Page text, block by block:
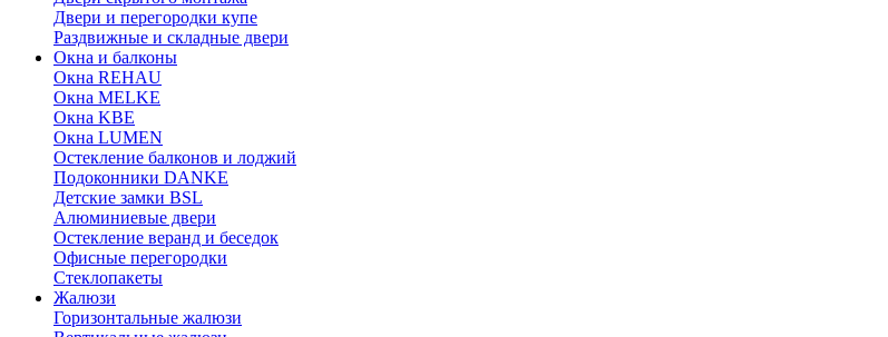
Двери и перегородки купе
Раздвижные и складные двери
Окна и балконы
Окна REHAU
Окна MELKE
Окна KBE
Окна LUMEN
Остекление балконов и лоджий
Подоконники DANKE
Детские замки BSL
Алюминиевые двери
Остекление веранд и беседок
Офисные перегородки
Стеклопакеты
Жалюзи
Горизонтальные жалюзи